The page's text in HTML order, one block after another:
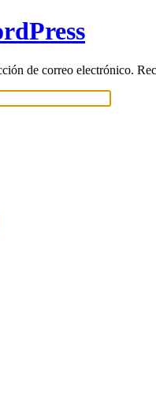
de correo electrónico.